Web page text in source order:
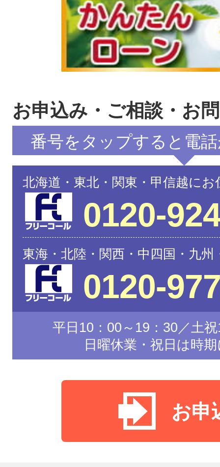
お申込み・ご相談・お
番号をタップすると電
北海道・東北・関東・甲信越に
0120-
東海・北陸・関西・中四国・九
0120-
平日10：00～19：30／土
日曜休業・祝日は時
お申